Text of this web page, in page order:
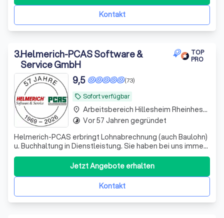
Kontakt
3.Helmerich-PCAS Software &
Service GmbH
TOP
PRO
local_offer Sofort verfügbar
(73)
9,5
Helmerich-PCAS erbringt Lohnabrechnung (auch Baulohn)
u. Buchhaltung in Dienstleistung. Sie haben bei uns immer
einen festen Ansprechpartner, den Sie per Telefon,
Telefax oder eMail erreichen können.
Kontakt
Jetzt Angebote erhalten
place Arbeitsbereich Hillesheim Rheinhessen
timelapse Vor 57 Jahren gegründet